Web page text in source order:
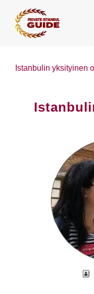
Istanbulin yksityinen